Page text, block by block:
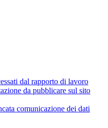
dal rapporto di lavoro
da pubblicare sul sito
comunicazione dei dati